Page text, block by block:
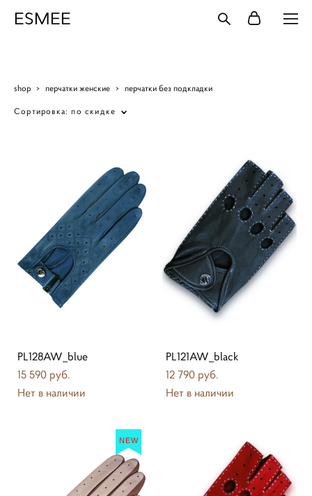
ESMEE
shop > перчатки женские > перчатки без подкладки
Сортировка: по скидке
PL128AW_blue
15 590 pуб.
Нет в наличии
PL121AW_black
12 790 pуб.
Нет в наличии
NEW